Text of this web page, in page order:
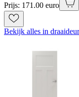
Prijs: 171.00 euro
Bekijk alles in draaideur